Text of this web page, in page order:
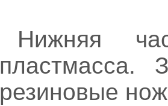
Нижняя
пластмасса.
резиновые